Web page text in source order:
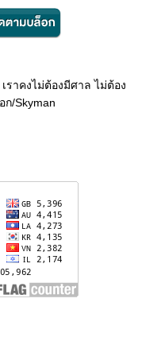
าคงไม่ต้องมีศาล ไม่ต้อง
ก/Skyman